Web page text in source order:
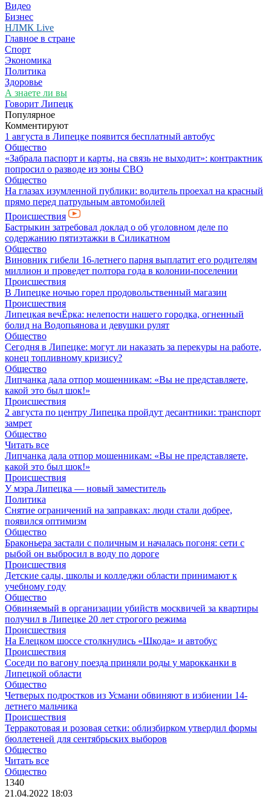
Видео
Бизнес
НЛМК Live
Главное в стране
Спорт
Экономика
Политика
Здоровье
А знаете ли вы
Говорит Липецк
Популярное
Комментируют
1 августа в Липецке появится бесплатный автобус
Общество
«Забрала паспорт и карты, на связь не выходит»: контрактник
попросил о разводе из зоны СВО
Общество
На глазах изумленной публики: водитель проехал на красный
прямо перед патрульным автомобилей
Происшествия
Бастрыкин затребовал доклад о об уголовном деле по
содержанию пятиэтажки в Силикатном
Общество
Виновник гибели 16-летнего парня выплатит его родителям
миллион и проведет полтора года в колонии-поселении
Происшествия
В Липецке ночью горел продовольственный магазин
Происшествия
Липецкая вечЁрка: нелепости нашего городка, огненный
болид на Водопьянова и девушки рулят
Общество
Сегодня в Липецке: могут ли наказать за перекуры на работе,
конец топливному кризису?
Общество
Липчанка дала отпор мошенникам: «Вы не представляете,
какой это был шок!»
Происшествия
2 августа по центру Липецка пройдут десантники: транспорт
замрет
Общество
Читать все
Липчанка дала отпор мошенникам: «Вы не представляете,
какой это был шок!»
Происшествия
У мэра Липецка — новый заместитель
Политика
Снятие ограничений на заправках: люди стали добрее,
появился оптимизм
Общество
Браконьера застали с поличным и началась погоня: сети с
рыбой он выбросил в воду по дороге
Происшествия
Детские сады, школы и колледжи области принимают к
учебному году
Общество
Обвиняемый в организации убийств москвичей за квартиры
получил в Липецке 20 лет строгого режима
Происшествия
На Елецком шоссе столкнулись «Шкода» и автобус
Происшествия
Соседи по вагону поезда приняли роды у марокканки в
Липецкой области
Общество
Четверых подростков из Усмани обвиняют в избиении 14-
летнего мальчика
Происшествия
Терракотовая и розовая сетки: облизбирком утвердил формы
бюллетеней для сентябрьских выборов
Общество
Читать все
Общество
1340
21.04.2022 18:03